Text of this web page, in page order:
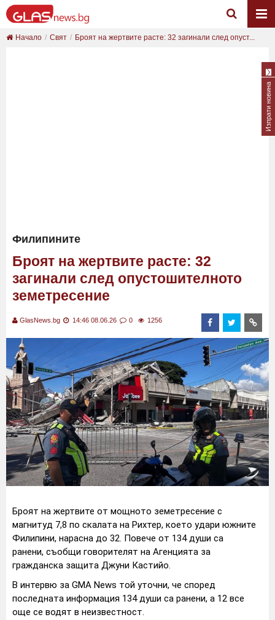
Начало Свят Броят на жертвите расте: 32 загинали след опуст...
Филипините
Броят на жертвите расте: 32
загинали след опустошителното
земетресение
GlasNews.bg 14:46 08.06.26 0 1256
Броят на жертвите от мощното земетресение с
магнитуд 7,8 по скалата на Рихтер, което удари южните
Филипини, нарасна до 32. Повече от 134 души са
ранени, съобщи говорителят на Агенцията за
гражданска защита Джуни Кастийо.
В интервю за GMA News той уточни, че според
последната информация 134 души са ранени, а 12 все
още се водят в неизвестност.
Изпрати новина